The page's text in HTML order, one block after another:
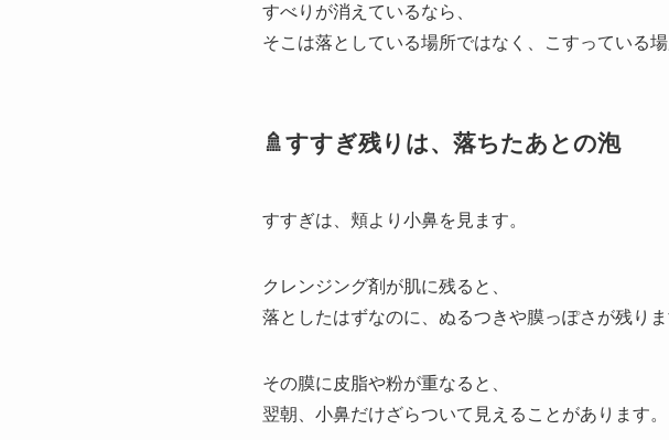
すべりが消えているなら、
そこは落としている場所ではなく、こすっている場
🚿すすぎ残りは、落ちたあとの泡
すすぎは、頬より小鼻を見ます。
クレンジング剤が肌に残ると、
落としたはずなのに、ぬるつきや膜っぽさが残りま
その膜に皮脂や粉が重なると、
翌朝、小鼻だけざらついて見えることがあります。